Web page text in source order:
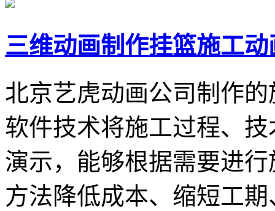
三维动画制作挂篮施工动
北京艺虎动画公司制作
软件技术将施工过程、
演示，能够根据需要进
方法降低成本、缩短工